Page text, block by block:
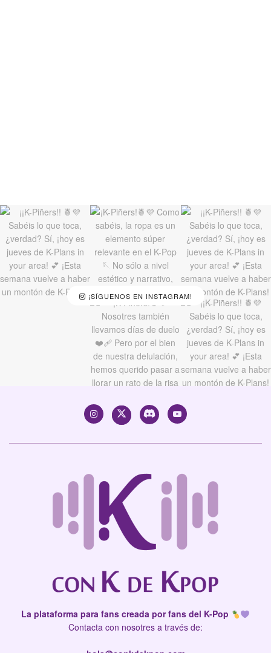
¡SÍGUENOS EN INSTAGRAM!
La plataforma para fans creada por fans del K-Pop
Contacta con nosotres a través de: